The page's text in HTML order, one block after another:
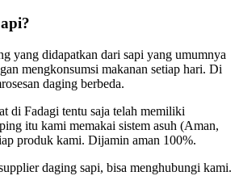
yang didapatkan dari sapi yang umumnya
mengkonsumsi makanan setiap hari. Di
daging berbeda.
di Fadagi tentu saja telah memiliki
itu kami memakai sistem asuh (Aman,
produk kami. Dijamin aman 100%.
daging sapi, bisa menghubungi kami.